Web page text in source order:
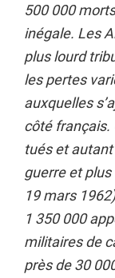
500 000
inégale. Les
plus lourd
les pertes
auxquelles
côté français.
tués et
guerre et
19 mars
1 350 000
militaires de
près de 30